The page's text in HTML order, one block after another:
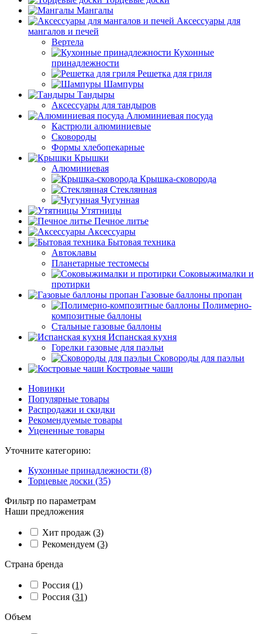
Мангалы
Аксессуары для
мангалов и печей
Вертела
Кухонные
принадлежности
Решетка для гриля
Шампуры
Тандыры
Аксессуары для тандыров
Алюминиевая посуда
Кастрюли алюминиевые
Сковороды
Формы хлебопекарные
Крышки
Алюминиевая
Крышка-сковорода
Стеклянная
Чугунная
Утятницы
Печное литье
Аксессуары
Бытовая техника
Автоклавы
Планетарные тестомесы
Соковыжималки и
протирки
Газовые баллоны пропан
Полимерно-
композитные баллоны
Стальные газовые баллоны
Испанская кухня
Горелки газовые для паэльи
Сковороды для паэльи
Костровые чаши
Новинки
Популярные товары
Распродажи и скидки
Рекомендуемые товары
Уцененные товары
Уточните категорию:
Кухонные принадлежности (8)
Торцевые доски (35)
Фильтр по параметрам
Наши предложения
Хит продаж (3)
Рекомендуем (3)
Страна бренда
Россия (1)
Россия (31)
Объем